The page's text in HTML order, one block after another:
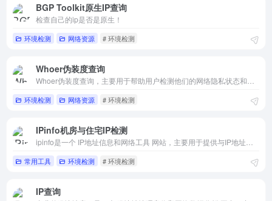
BGP Toolkit原生IP查询
检查自己的ip是否是原生！
环境检测 网络资源 # 环境检测
Whoer伪装度查询
环境检测 网络资源 # 环境检测
IPinfo机房与住宅IP检测
常用工具 环境检测 # 环境检测
IP查询